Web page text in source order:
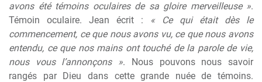
avons été témoins oculaires de sa gloire merveilleuse ».
Témoin oculaire. Jean écrit :
« Ce qui était dès le
commencement, ce que nous avons vu, ce que nous avons
entendu, ce que nos mains ont touché de la parole de vie,
nous vous l’annonçons ». Nous pouvons nous savoir
rangés par Dieu dans cette grande nuée de témoins.